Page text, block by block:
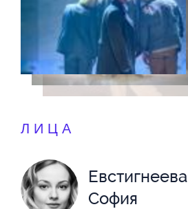
ЛИЦА
Евстигнеева
София